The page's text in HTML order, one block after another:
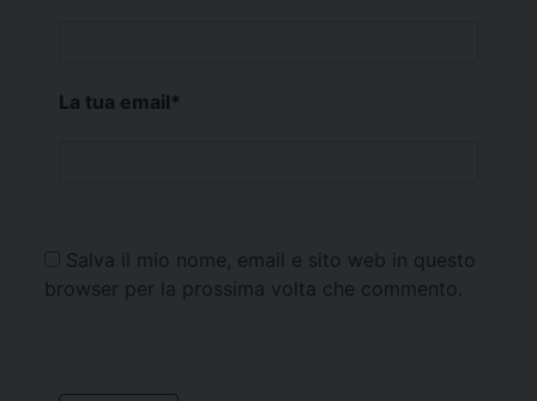
La tua email*
Salva il mio nome, email e sito web in questo
browser per la prossima volta che commento.